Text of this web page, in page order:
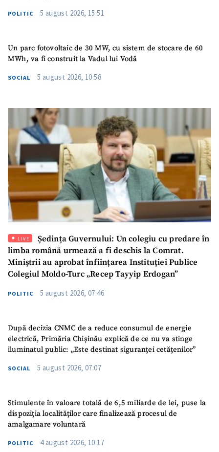
SUSȚINE
POLITIC 5 august 2026, 15:51
Un parc fotovoltaic de 30 MW, cu sistem de stocare de 60
MWh, va fi construit la Vadul lui Vodă
SOCIAL 5 august 2026, 10:58
LIVE
Ședința Guvernului: Un colegiu cu predare în
limba română urmează a fi deschis la Comrat.
Miniștrii au aprobat înființarea Instituției Publice
Colegiul Moldo-Turc „Recep Tayyip Erdogan”
POLITIC 5 august 2026, 07:46
După decizia CNMC de a reduce consumul de energie
electrică, Primăria Chișinău explică de ce nu va stinge
iluminatul public: „Este destinat siguranței cetățenilor”
SOCIAL 5 august 2026, 07:07
Stimulente în valoare totală de 6,5 miliarde de lei, puse la
dispoziția localităților care finalizează procesul de
amalgamare voluntară
POLITIC 4 august 2026, 10:17
Email+ Emailul meu
Telefon
+ Telefon personal
acord cupolitica de
TRIMITE ȘTIREA